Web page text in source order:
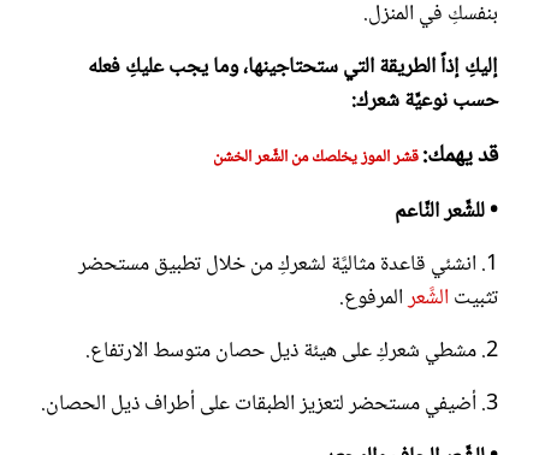
بنفسكِ في المنزل.
إليكِ إذاً الطريقة التي ستحتاجينها، وما يجب عليكِ فعله
حسب نوعيَّة شعرك:
قد يهمك:قشر الموز يخلصك من الشَّعر الخشن
• للشَّعر النَّاعم
1. انشئي قاعدة مثاليَّة لشعركِ من خلال تطبيق مستحضر
تثبيت الشَّعرالمرفوع.
2. مشطي شعركِ على هيئة ذيل حصان متوسط الارتفاع.
3. أضيفي مستحضر لتعزيز الطبقات على أطراف ذيل الحصان.